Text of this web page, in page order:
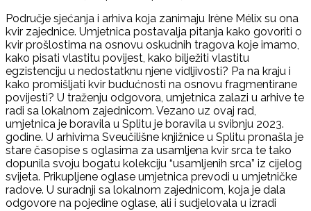
Područje sjećanja i arhiva koja zanimaju Irène Mélix su ona
kvir zajednice. Umjetnica postavalja pitanja kako govoriti o
kvir prošlostima na osnovu oskudnih tragova koje imamo,
kako pisati vlastitu povijest, kako bilježiti vlastitu
egzistenciju u nedostatknu njene vidljivosti? Pa na kraju i
kako promišljati kvir budućnosti na osnovu fragmentirane
povijesti? U traženju odgovora, umjetnica zalazi u arhive te
radi sa lokalnom zajednicom. Vezano uz ovaj rad,
umjetnica je boravila u Splitu je boravila u svibnju 2023.
godine. U arhivima Sveučilišne knjižnice u Splitu pronašla je
stare časopise s oglasima za usamljena kvir srca te tako
dopunila svoju bogatu kolekciju “usamljenih srca” iz cijelog
svijeta. Prikupljene oglase umjetnica prevodi u umjetničke
radove. U suradnji sa lokalnom zajednicom, koja je dala
odgovore na pojedine oglase, ali i sudjelovala u izradi